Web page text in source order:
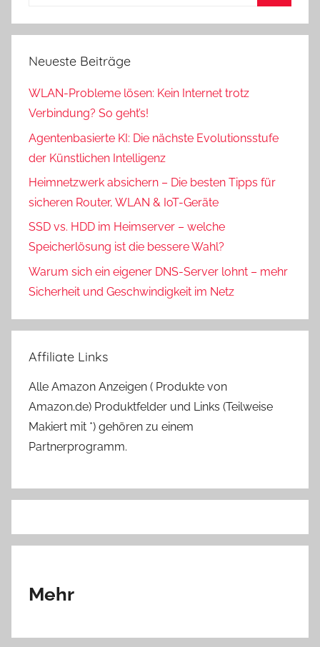
Neueste Beiträge
WLAN-Probleme lösen: Kein Internet trotz
Verbindung? So geht’s!
Agentenbasierte KI: Die nächste Evolutionsstufe
der Künstlichen Intelligenz
Heimnetzwerk absichern – Die besten Tipps für
sicheren Router, WLAN & IoT-Geräte
SSD vs. HDD im Heimserver – welche
Speicherlösung ist die bessere Wahl?
Warum sich ein eigener DNS-Server lohnt – mehr
Sicherheit und Geschwindigkeit im Netz
Affiliate Links
Alle Amazon Anzeigen ( Produkte von
Amazon.de) Produktfelder und Links (Teilweise
Makiert mit *) gehören zu einem
Partnerprogramm.
Mehr